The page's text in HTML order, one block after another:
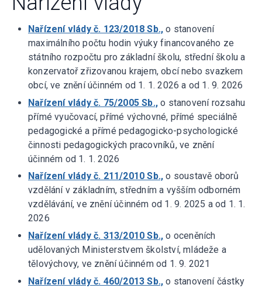
Nařízení vlády č. 123/2018 Sb., o stanovení
maximálního počtu hodin výuky financovaného ze
státního rozpočtu pro základní školu, střední školu a
konzervatoř zřizovanou krajem, obcí nebo svazkem
obcí, ve znění účinném od 1. 1. 2026 a od 1. 9. 2026
Nařízení vlády č. 75/2005 Sb., o stanovení rozsahu
přímé vyučovací, přímé výchovné, přímé speciálně
pedagogické a přímé pedagogicko-psychologické
činnosti pedagogických pracovníků, ve znění
účinném od 1. 1. 2026
Nařízení vlády č. 211/2010 Sb., o soustavě oborů
vzdělání v základním, středním a vyšším odborném
vzdělávání, ve znění účinném od 1. 9. 2025 a od 1. 1.
2026
Nařízení vlády č. 313/2010 Sb., o oceněních
udělovaných Ministerstvem školství, mládeže a
tělovýchovy, ve znění účinném od 1. 9. 2021
Nařízení vlády č. 460/2013 Sb., o stanovení částky